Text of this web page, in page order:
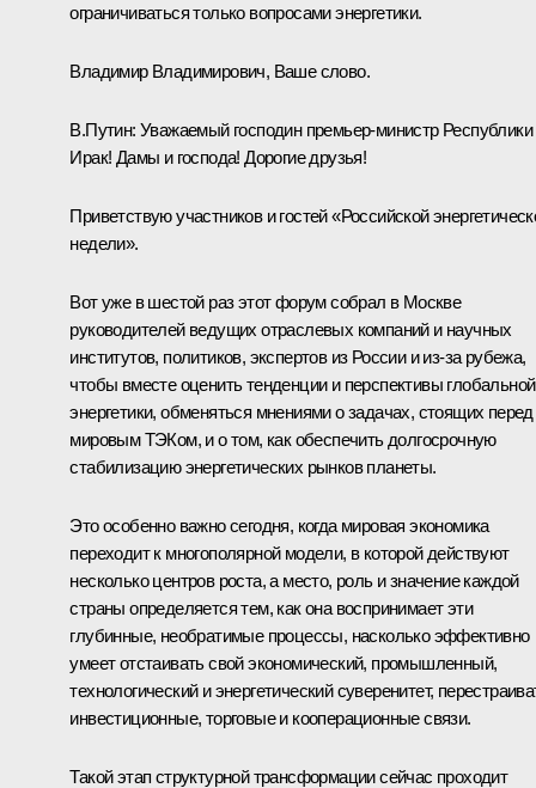
ограничиваться только вопросами энергетики.
Владимир Владимирович, Ваше слово.
В.Путин: Уважаемый господин премьер-министр Республики
Ирак! Дамы и господа! Дорогие друзья!
Приветствую участников и гостей «Российской
недели».
Вот уже в шестой раз этот форум собрал в Москве
руководителей ведущих отраслевых компаний и научных
институтов, политиков, экспертов из России и из-за рубежа,
чтобы вместе оценить тенденции и перспективы глобальной
энергетики, обменяться мнениями о задачах, стоящих перед
мировым ТЭКом, и о том, как обеспечить долгосрочную
стабилизацию энергетических рынков планеты.
Это особенно важно сегодня, когда мировая экономика
переходит к многополярной модели, в которой действуют
несколько центров роста, а место, роль и значение каждой
страны определяется тем, как она воспринимает эти
глубинные, необратимые процессы, насколько эффективно
умеет отстаивать свой экономический, промышленный,
технологический и энергетический суверенитет,
инвестиционные, торговые и кооперационные связи.
Такой этап структурной трансформации сейчас проходит